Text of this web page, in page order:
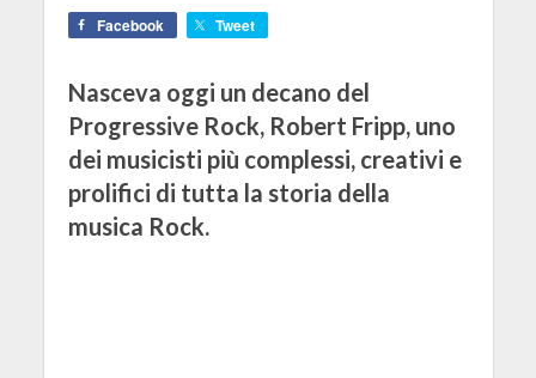
Facebook Tweet
Nasceva oggi un decano del
Progressive Rock, Robert Fripp, uno
dei musicisti più complessi, creativi e
prolifici di tutta la storia della
musica Rock.